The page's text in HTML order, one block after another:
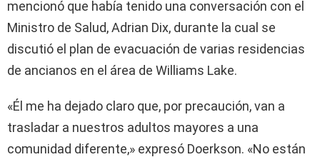
mencionó que había tenido una conversación con el
Ministro de Salud, Adrian Dix, durante la cual se
discutió el plan de evacuación de varias residencias
de ancianos en el área de Williams Lake.
«Él me ha dejado claro que, por precaución, van a
trasladar a nuestros adultos mayores a una
comunidad diferente,» expresó Doerkson. «No están